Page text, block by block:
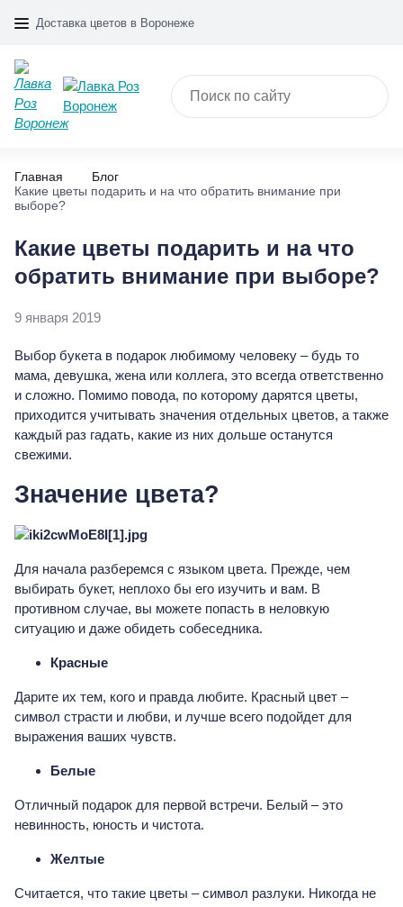
Доставка цветов в Воронеже
Главная
Блог
Какие цветы подарить и на что обратить внимание при
выборе?
Какие цветы подарить и на что
обратить внимание при выборе?
9 января 2019
Выбор букета в подарок любимому человеку – будь то
мама, девушка, жена или коллега, это всегда ответственно
и сложно. Помимо повода, по которому дарятся цветы,
приходится учитывать значения отдельных цветов, а также
каждый раз гадать, какие из них дольше останутся
свежими.
Значение цвета?
Для начала разберемся с языком цвета. Прежде, чем
выбирать букет, неплохо бы его изучить и вам. В
противном случае, вы можете попасть в неловкую
ситуацию и даже обидеть собеседника.
Красные
Дарите их тем, кого и правда любите. Красный цвет –
символ страсти и любви, и лучше всего подойдет для
выражения ваших чувств.
Белые
Отличный подарок для первой встречи. Белый – это
невинность, юность и чистота.
Желтые
Считается, что такие цветы – символ разлуки. Никогда не